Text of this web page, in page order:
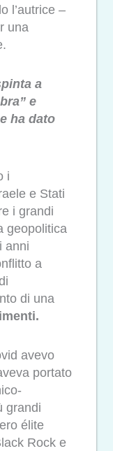
l’autrice –
una
a
e
ha dato
i
e Stati
i grandi
geopolitica
anni
a
di una
avevo
portato
grandi
élite
Rock e